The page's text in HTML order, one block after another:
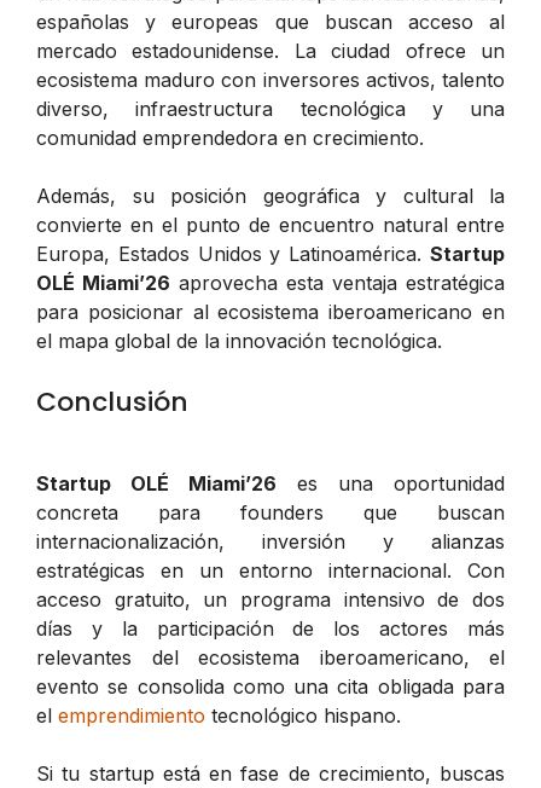
españolas y europeas que buscan acceso al
mercado estadounidense. La ciudad ofrece un
ecosistema maduro con inversores activos, talento
diverso, infraestructura tecnológica y una
comunidad emprendedora en crecimiento.
Además, su posición geográfica y cultural la
convierte en el punto de encuentro natural entre
Europa, Estados Unidos y Latinoamérica. Startup
OLÉ Miami’26 aprovecha esta ventaja estratégica
para posicionar al ecosistema iberoamericano en
el mapa global de la innovación tecnológica.
Conclusión
Startup OLÉ Miami’26 es una oportunidad
concreta para founders que buscan
internacionalización, inversión y alianzas
estratégicas en un entorno internacional. Con
acceso gratuito, un programa intensivo de dos
días y la participación de los actores más
relevantes del ecosistema iberoamericano, el
evento se consolida como una cita obligada para
el emprendimiento tecnológico hispano.
Si tu startup está en fase de crecimiento, buscas